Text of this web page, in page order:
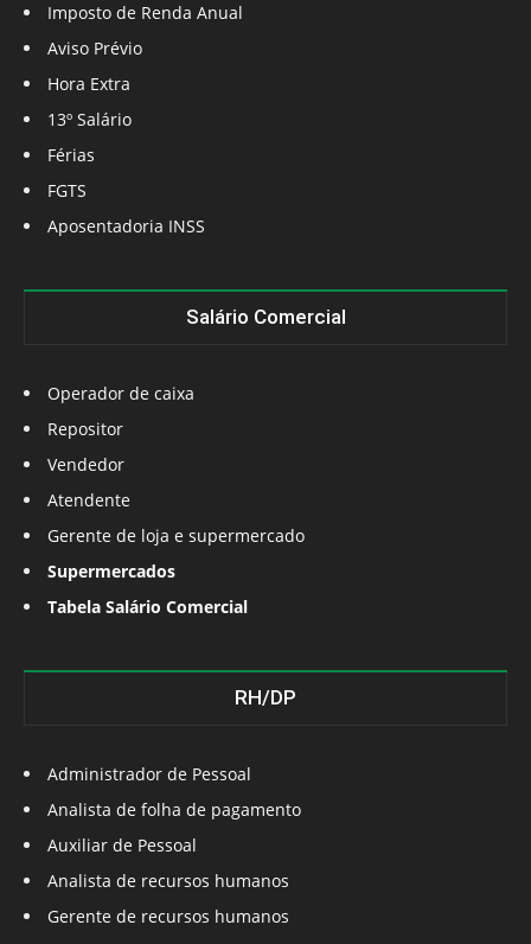
Imposto de Renda Anual
Aviso Prévio
Hora Extra
13º Salário
Férias
FGTS
Aposentadoria INSS
Salário Comercial
Operador de caixa
Repositor
Vendedor
Atendente
Gerente de loja e supermercado
Supermercados
Tabela Salário Comercial
RH/DP
Administrador de Pessoal
Analista de folha de pagamento
Auxiliar de Pessoal
Analista de recursos humanos
Gerente de recursos humanos